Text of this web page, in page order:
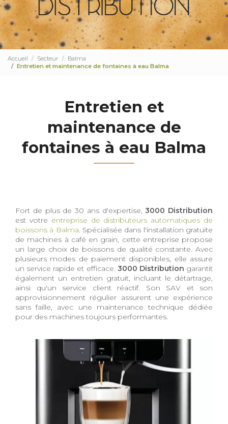
Accueil Secteur
Balma
Entretien et maintenance de fontaines à eau Balma
Entretien et
maintenance de
fontaines à eau Balma
Fort de plus de 30 ans d'expertise,3000 Distribution
est votre entreprise de distributeurs automatiques de
boissons à Balma. Spécialisée dans l'installation gratuite
de machines à café en grain, cette entreprise propose
un large choix de boissons de qualité constante. Avec
plusieurs modes de paiement disponibles, elle assure
un service rapide et efficace. 3000 Distribution garantit
également un entretien gratuit, incluant le détartrage,
ainsi qu'un service client réactif. Son SAV et son
approvisionnement régulier assurent une expérience
sans faille, avec une maintenance technique dédiée
pour des machines toujours performantes.